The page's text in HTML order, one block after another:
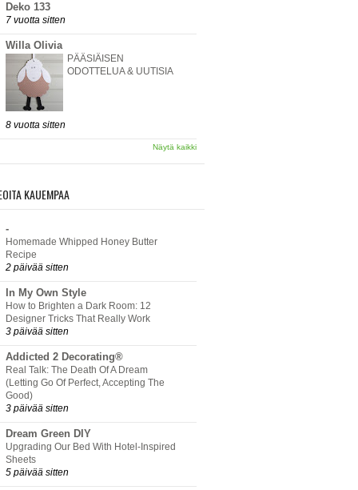
Deko 133
7 vuotta sitten
Willa Olivia
PÄÄSIÄISEN
ODOTTELUA & UUTISIA
8 vuotta sitten
Näytä kaikki
KAUEMPAA
-
Homemade Whipped Honey Butter
Recipe
2 päivää sitten
In My Own Style
How to Brighten a Dark Room: 12
Designer Tricks That Really Work
3 päivää sitten
Addicted 2 Decorating®
Real Talk: The Death Of A Dream
(Letting Go Of Perfect, Accepting The
Good)
3 päivää sitten
Dream Green DIY
Upgrading Our Bed With Hotel-Inspired
Sheets
5 päivää sitten